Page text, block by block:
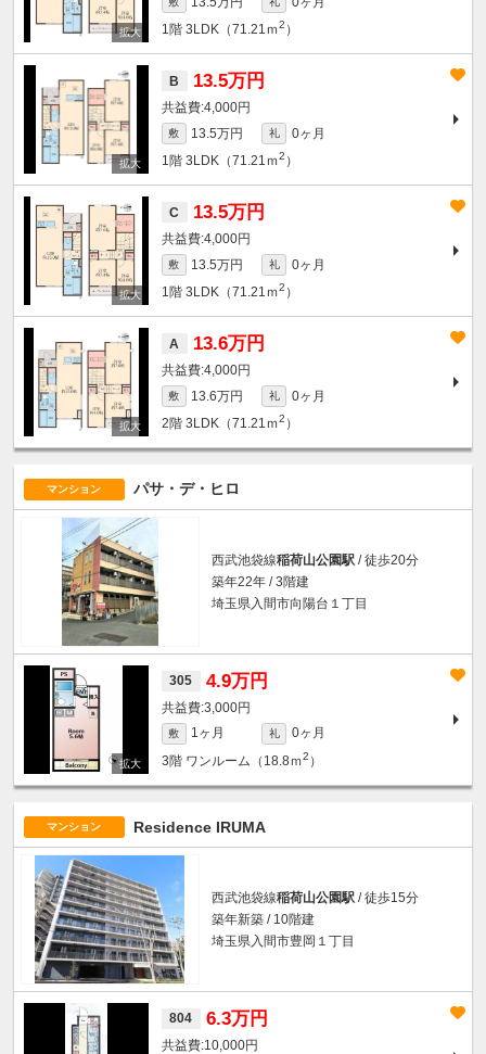
1階 3LDK（71.21ｍ2 ）
B 13.5万円
4,000円
敷 13.5万円 礼
0ヶ月
1階 3LDK（71.21ｍ2 ）
C 13.5万円
4,000円
敷 13.5万円 礼
0ヶ月
1階 3LDK（71.21ｍ2 ）
A 13.6万円
4,000円
敷 13.6万円 礼
0ヶ月
2階 3LDK（71.21ｍ2 ）
マンション パサ・デ・ヒロ
西武池袋線稲荷山公園駅 / 徒歩20分
築年22年 / 3階建
埼玉県入間市向陽台１丁目
305 4.9万円
3,000円
敷 1ヶ月 礼
0ヶ月
3階 ワンルーム（18.8ｍ2 ）
マンション Residence IRUMA
西武池袋線稲荷山公園駅 / 徒歩15分
築年新築 / 10階建
埼玉県入間市豊岡１丁目
804 6.3万円
10,000円